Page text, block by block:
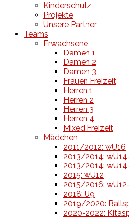
Kinderschutz
Projekte
Unsere Partner
Teams
Erwachsene
Damen 1
Damen 2
Damen 3
Frauen Freizeit
Herren 1
Herren 2
Herren 3
Herren 4
Mixed Freizeit
Mädchen
2011/2012: wU16
2013/2014:
2013/2014:
2015: wU12
2015/2016:
2018: U9
2019/2020:
2020-2022: